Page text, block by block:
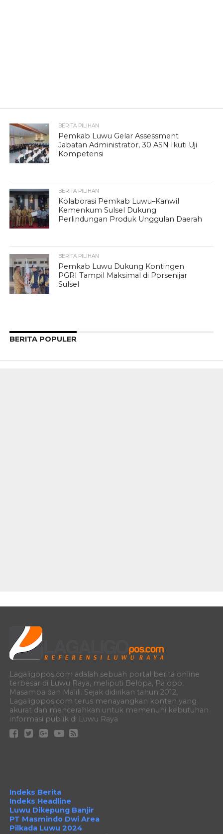
BERITA PILIHAN
Pemkab Luwu Gelar Assessment
Jabatan Administrator, 30 ASN Ikuti Uji
Kompetensi
BERITA PILIHAN
Kolaborasi Pemkab Luwu–Kanwil
Kemenkum Sulsel Dukung
Perlindungan Produk Unggulan Daerah
BERITA PILIHAN
Pemkab Luwu Dukung Kontingen
PGRI Tampil Maksimal di Porsenijar
Sulsel
BERITA POPULER
Lagaligopos.com adalah sebuah portal berita online
terbesar di Luwu Raya, meliputi Belopa, Palopo,
Masamba dan Malili. Sejak didirikan tahun 2012,
Lagaligopos.com terus menayangkan konten yang
akurat dan mencerahkan untuk memenuhi kebutuhan
informasi publik di Luwu Raya
Indeks Berita
Indeks Headline
Luwu Dikepung Banjir
PT Masmindo Dwi Area
Pilkada Luwu 2024